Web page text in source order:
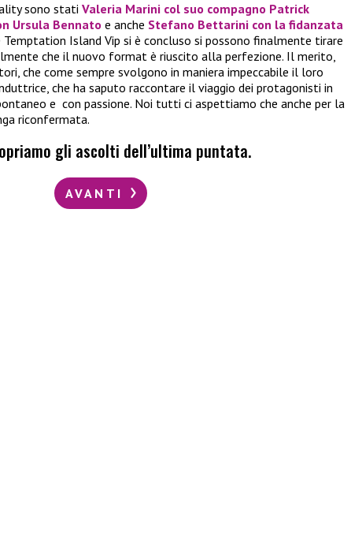
sono stati Valeria Marini col suo compagno Patrick
Ursula Bennato e anche Stefano Bettarini con la fidanzata
Temptation Island Vip si è concluso si possono finalmente tirare
che il nuovo format è riuscito alla perfezione. Il merito,
che come sempre svolgono in maniera impeccabile il loro
che ha saputo raccontare il viaggio dei protagonisti in
e con passione. Noi tutti ci aspettiamo che anche per la
riconfermata.
gli ascolti dell’ultima puntata.
AVANTI